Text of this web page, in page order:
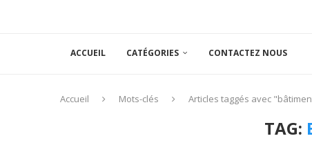
ACCUEIL CATÉGORIES CONTACTEZ NOUS
Accueil Mots-clés Articles taggés avec
TAG: